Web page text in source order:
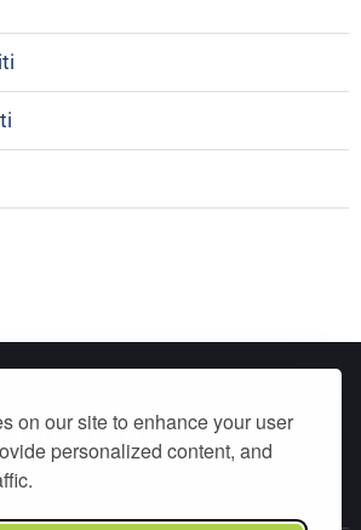
on our site to enhance your user
personalized content, and